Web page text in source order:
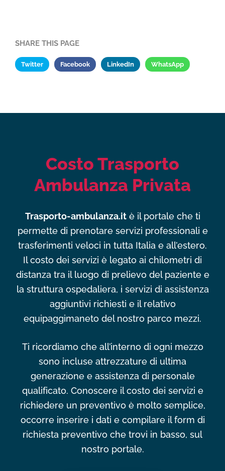
SHARE THIS PAGE
Twitter Facebook LinkedIn WhatsApp
Costo Trasporto
Ambulanza Privata
Trasporto-ambulanza.itè il portale che ti
permette di prenotare servizi professionali e
trasferimenti veloci in tutta Italia e all’estero.
Il costo dei servizi è legato ai chilometri di
distanza tra il luogo di prelievo del paziente e
la struttura ospedaliera, i servizi di assistenza
aggiuntivi richiesti e il relativo
equipaggimaneto del nostro parco mezzi.
Ti ricordiamo che all’interno di ogni mezzo
sono incluse attrezzature di ultima
generazione e assistenza di personale
qualificato. Conoscere il costo dei servizi e
richiedere un preventivo è molto semplice,
occorre inserire i dati e compilare il form di
richiesta preventivo che trovi in basso, sul
nostro portale.